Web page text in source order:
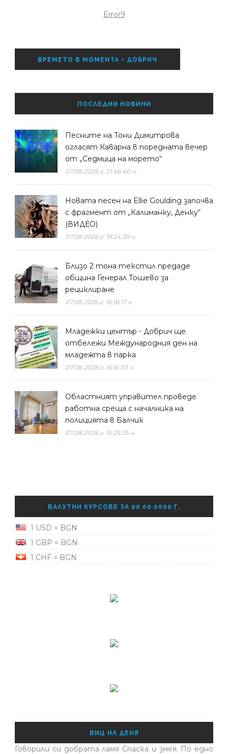
Error9
ВРЕМЕТО В МОМЕНТА - ДОБРИЧ
ПОСЛЕДНИ НОВИНИ
Песните на Тони Димитрова
огласят Каварна в поредната вечер
от „Седмица на морето“
07.08.2026 г. 21:46:40 ч.
Новата песен на Ellie Goulding започва
с фрагмент от „Калиманку, Денку“
(ВИДЕО)
07.08.2026 г. 19:24:39 ч.
Близо 2 тона текстил предаде
община Генерал Тошево за
рециклиране
07.08.2026 г. 16:18:17 ч.
Младежки център - Добрич ще
отбележи Международния ден на
младежта в парка
07.08.2026 г. 16:16:03 ч.
Областният управител проведе
работна среща с началника на
полицията в Балчик
07.08.2026 г. 15:25:35 ч.
ВАЛУТНИ КУРСОВЕ ЗА 00.00.0000 Г.
1 USD = BGN
1 GBP = BGN
1 CHF = BGN
ВИЦ НА ДЕНЯ
Говорили си добрата ламя Спаска и змея. По едно